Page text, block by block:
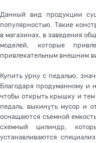
Данный вид продукции
популярностью. Такие
в магазинах, в заведения
моделей, которые
привлекательным внешним
Купить урну с педалью,
Благодаря продуманному и
чтобы открыть крышку и тем
педаль, выкинуть мусор и
оснащаются съемной
схемный цилиндр,
устанавливаются